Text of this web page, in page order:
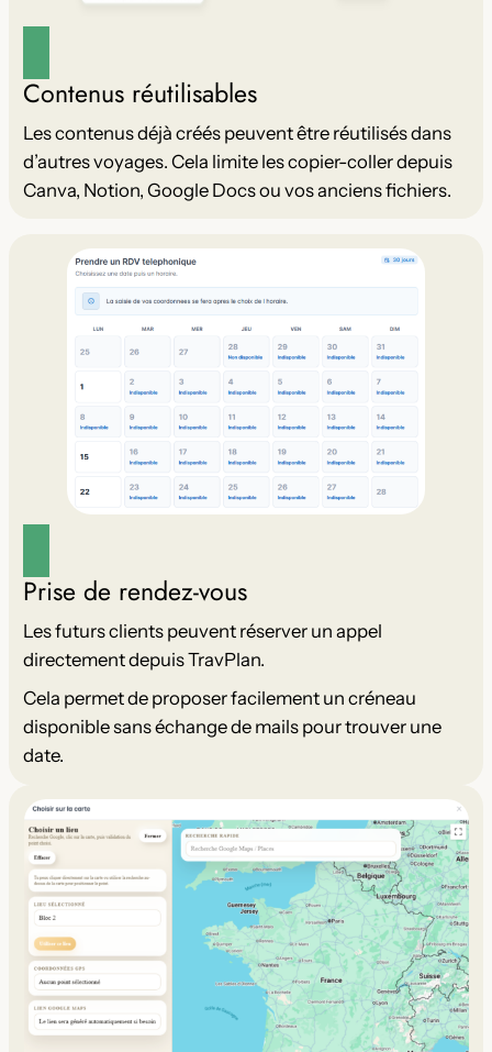
Contenus réutilisables
Les contenus déjà créés peuvent être réutilisés dans
d’autres voyages. Cela limite les copier-coller depuis
Canva, Notion, Google Docs ou vos anciens fichiers.
Prise de rendez-vous
Les futurs clients peuvent réserver un appel
directement depuis TravPlan.
Cela permet de proposer facilement un créneau
disponible sans échange de mails pour trouver une
date.